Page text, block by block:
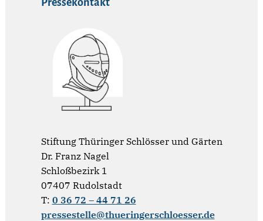
Stiftung Thüringer Schlösser und Gärten
Dr. Franz Nagel
Schloßbezirk 1
07407 Rudolstadt
T: 0 36 72 – 44 71 26
pressestelle@thueringerschloesser.de